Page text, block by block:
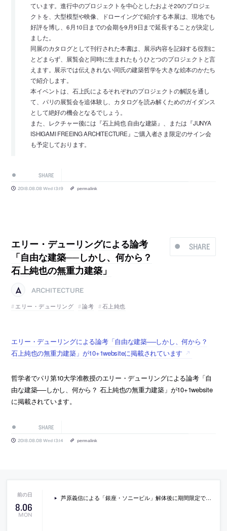
ています。進行中のプロジェクトを中心としたおよそ20のプロジェ
クトを、大型模型や映像、ドローイングで紹介する本展は、現地でも
好評を博し、6月10日までの会期を9月9日まで延長することが決定し
ました。
同展のカタログとして刊行された本書は、展示内容を記録する役割に
とどまらず、展覧会と同時に生まれたもうひとつのプロジェクトと言
えます。展示では伝えきれない同氏の建築哲学を大きな絵本のかたち
で紹介します。
本イベントは、石上氏によるそれぞれのプロジェクトの解説を通し
て、パリの展覧会を追体験し、カタログを読み解くためのガイダンス
として絶好の機会となるでしょう。
また、レクチャー後には『石上純也 自由な建築』、または『JUNYA
ISHIGAMI FREEING ARCHITECTURE』ご購入者さま限定のサイン会
も予定しております。
SHARE
2018.08.08 Wed 13:19 permalink
SHARE
エリー・デューリングによる論考
「自由な建築──しかし、何から？
石上純也の無重力建築」
ARCHITECTURE
エリー・デューリング
論考 石上純也
エリー・デューリングによる論考「自由な建築──しかし、何から？
石上純也の無重力建築」が10+1websiteに掲載されています
哲学者でパリ第10大学准教授のエリー・デューリングによる論考「自
由な建築──しかし、何から？ 石上純也の無重力建築」が10+1website
に掲載されています。
SHARE
2018.08.08 Wed 13:14 permalink
8.06
MON
芦原義信による「銀座・ソニービル」解体後に期間限定で作られた、公園＋地下商業施設の「銀座ソニーパーク」の概要